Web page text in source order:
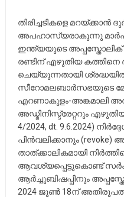
തിരിച്ചടികളെ മറയ്ക്കാൻ
അപഹാസ്യരാകുന്നു
ഇന്ത്യയുടെ
രണ്ടിന് എഴുതിയ
ചെയ്യുന്നതായി
സീറോമലബാർസഭയുടെ
എറണാകുളം-അങ്കമാലി
അഡ്മിനിസ്ട്രേറ്ററും
4/2024, dt. 9.6.2024)
പിൻവലിക്കാനും (revoke)
താത്ക്കാലികമായി
ആവശ്യപ്പെട്ടുകൊണ്ട്
ആർച്ചുബിഷപ്പിനും
2024 ജൂൺ 18ന്